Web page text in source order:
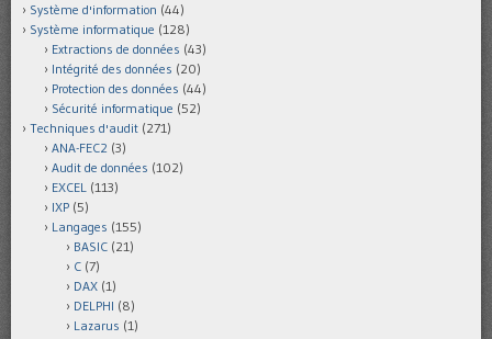
Système d'information (44)
Système informatique (128)
Extractions de données (43)
Intégrité des données (20)
Protection des données (44)
Sécurité informatique (52)
Techniques d'audit (271)
ANA-FEC2 (3)
Audit de données (102)
EXCEL (113)
IXP (5)
Langages (155)
BASIC (21)
C (7)
DAX (1)
DELPHI (8)
Lazarus (1)